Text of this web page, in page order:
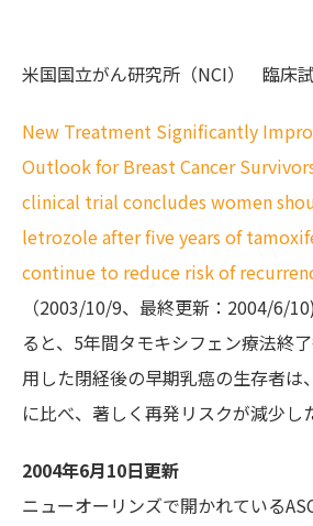
米国国立がん研究所（NCI） 臨床
New Treatment Significantly
Outlook for Breast Cancer
clinical trial concludes women
letrozole after five years of
continue to reduce risk of
（2003/10/9、最終更新：2004/6/
ると、5年間タモキシフェン療法終
用した閉経後の早期乳癌の生存者は
に比べ、著しく再発リスクが減少し
2004年6月10日更新
ニューオーリンズで開かれている